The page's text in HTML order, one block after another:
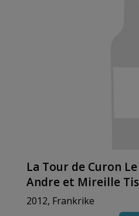
La Tour de Curon
Andre et Mireille
2012, Frankrike